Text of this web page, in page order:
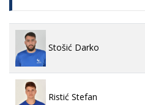
Stošić Darko
Ristić Stefan